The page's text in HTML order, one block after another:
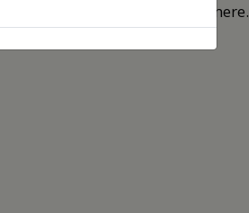
flyttad eller tillfälligt vara nere.